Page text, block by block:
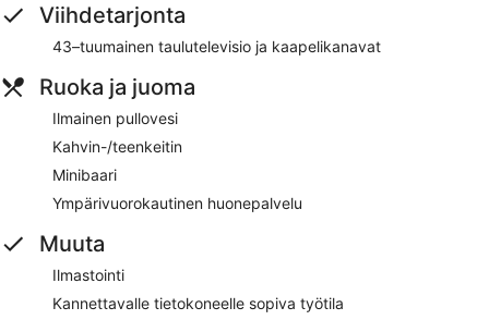
Viihdetarjonta
43–tuumainen taulutelevisio ja kaapelikanavat
Ruoka ja juoma
Ilmainen pullovesi
Kahvin-/teenkeitin
Minibaari
Ympärivuorokautinen huonepalvelu
Muuta
Ilmastointi
Kannettavalle tietokoneelle sopiva työtila